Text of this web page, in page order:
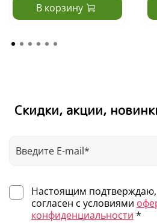
В корзину
Скидки, акции,
Настоящим
согласен с условиями
конфиденциальности *